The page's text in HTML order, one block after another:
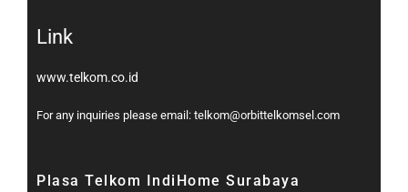
Link
www.telkom.co.id
For any inquiries please email: telkom@orbittelkomsel.com
Plasa Telkom IndiHome Surabaya